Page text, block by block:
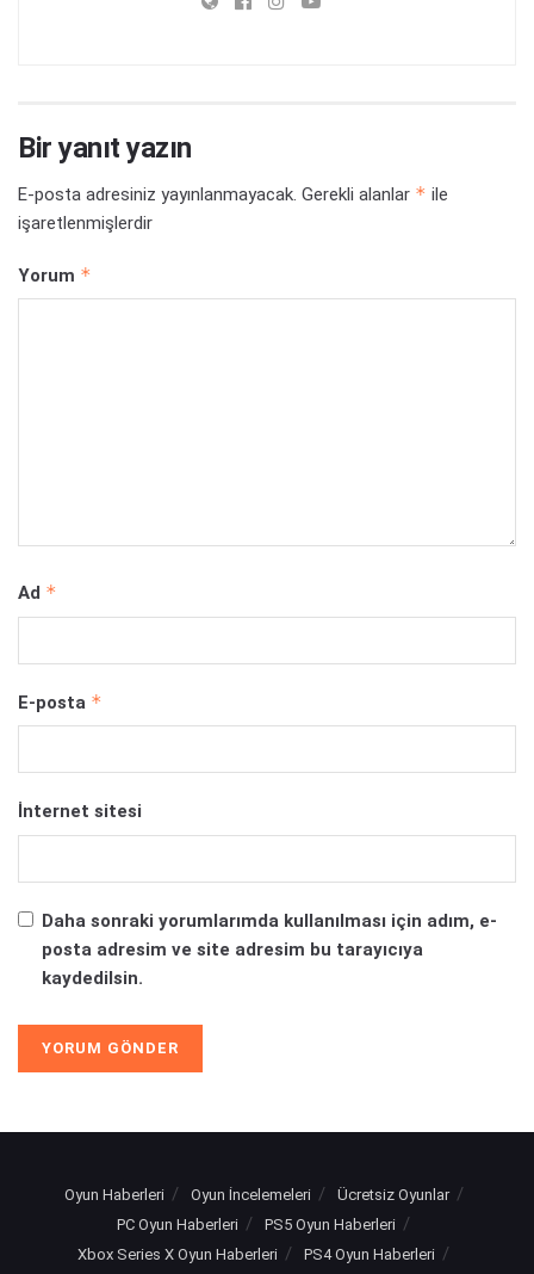
Bir yanıt yazın
E-posta adresiniz yayınlanmayacak. Gerekli alanlar * ile
işaretlenmişlerdir
Yorum *
Ad *
E-posta *
İnternet sitesi
Daha sonraki yorumlarımda kullanılması için adım, e-
posta adresim ve site adresim bu tarayıcıya
kaydedilsin.
Oyun Haberleri Oyun İncelemeleri
Ücretsiz Oyunlar
PC Oyun Haberleri
PS5 Oyun Haberleri
Xbox Series X Oyun Haberleri
PS4 Oyun Haberleri